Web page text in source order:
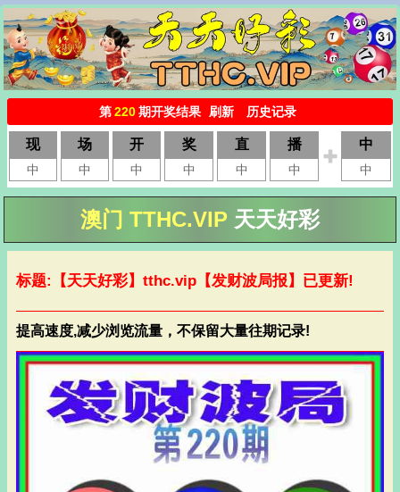
澳门 TTHC.VIP 天天好彩
标题:【天天好彩】 tthc.vip 【发财波局报】已更新!
提高速度,减少浏览流量，不保留大量往期记录!